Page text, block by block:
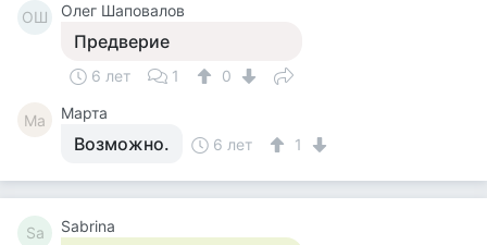
ОШ Олег Шаповалов
Предверие
6 лет 1 0
Ма Марта
Возможно. 6 лет 1
Sa Sabrina